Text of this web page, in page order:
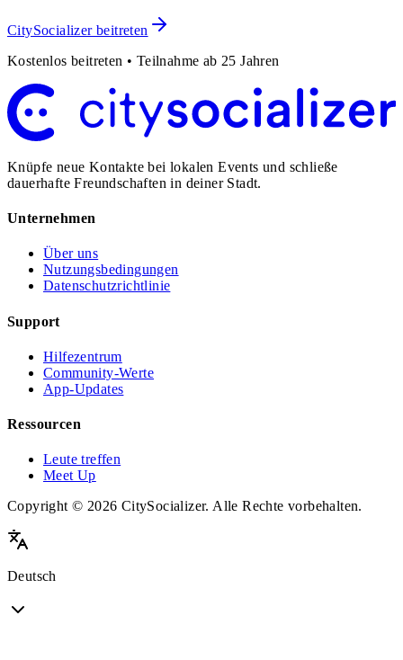
CitySocializer beitreten
Kostenlos beitreten • Teilnahme ab 25 Jahren
Knüpfe neue Kontakte bei lokalen Events und schließe
dauerhafte Freundschaften in deiner Stadt.
Unternehmen
Über uns
Nutzungsbedingungen
Datenschutzrichtlinie
Support
Hilfezentrum
Community-Werte
App-Updates
Ressourcen
Leute treffen
Meet Up
Copyright © 2026 CitySocializer. Alle Rechte vorbehalten.
Deutsch